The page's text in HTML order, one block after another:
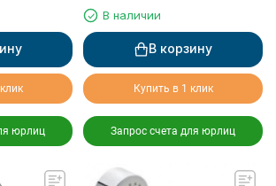
черный
юрлиц
для питьевой воды, хром
В наличии
В корзину
Купить в 1 клик
Запрос счета для юрлиц